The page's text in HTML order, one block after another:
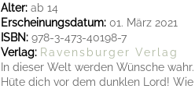
Alter: ab 14
Erscheinungsdatum: 01. März 2021
ISBN: 978-3-473-40198-7
Verlag: Ravensburger Verlag
In dieser Welt werden Wünsche
Hüte dich vor dem dunklen Lord!